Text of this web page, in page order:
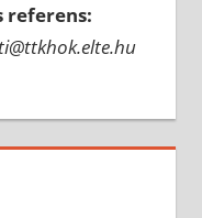
referens: